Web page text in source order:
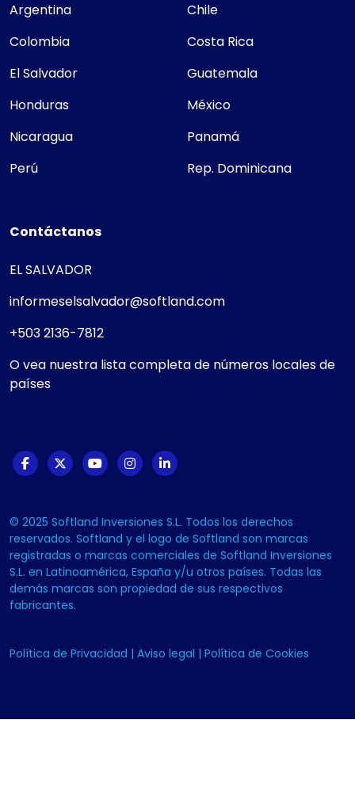
Argentina
Chile
Colombia
Costa Rica
El Salvador
Guatemala
Honduras
México
Nicaragua
Panamá
Perú
Rep. Dominicana
Contáctanos
EL SALVADOR
informeselsalvador@softland.com
+503 2136-7812
O vea nuestra lista completa de números locales de
países
© 2025 Softland Inversiones S.L. Todos los derechos
reservados. Softland y el logo de Softland son marcas
registradas o marcas comerciales de Softland Inversiones
S.L. en Latinoamérica, España y/u otros países. Todas las
demás marcas son propiedad de sus respectivos
fabricantes.
Política de Privacidad | Aviso legal | Política de Cookies